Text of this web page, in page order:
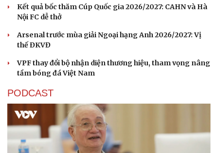
Kết quả bốc thăm Cúp Quốc gia 2026/2027: CAHN và Hà
Nội FC dễ thở
Arsenal trước mùa giải Ngoại hạng Anh 2026/2027: Vị
thế ĐKVĐ
VPF thay đổi bộ nhận diện thương hiệu, tham vọng nâng
tầm bóng đá Việt Nam
PODCAST